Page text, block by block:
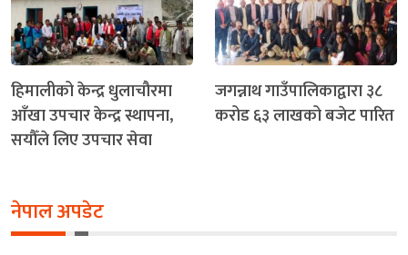
हिमालीको केन्द्र धुलाचौरमा
आँखा उपचार केन्द्र स्थापना,
सयौँले लिए उपचार सेवा
जगन्नाथ गाउँपालिकाद्वारा ३८
करोड ६३ लाखको बजेट पारित
नेपाल अपडेट